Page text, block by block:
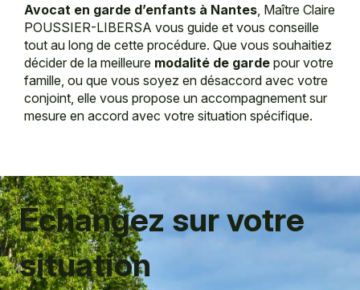
Avocat en garde d’enfants à Nantes, Maître Claire
POUSSIER-LIBERSA vous guide et vous conseille
tout au long de cette procédure. Que vous souhaitiez
décider de la meilleure modalité de garde pour votre
famille, ou que vous soyez en désaccord avec votre
conjoint, elle vous propose un accompagnement sur
mesure en accord avec votre situation spécifique.
Échangez sur votre
situation